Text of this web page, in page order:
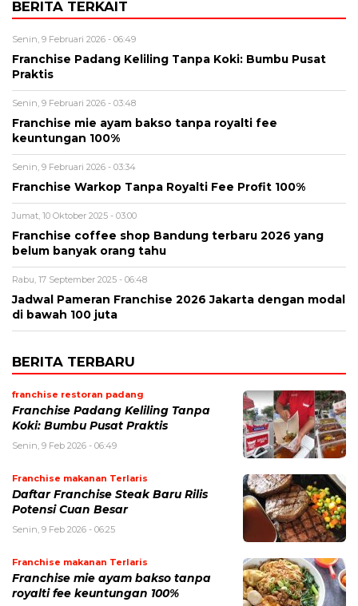
BERITA TERKAIT
Senin, 9 Februari 2026 - 06:49
Franchise Padang Keliling Tanpa Koki: Bumbu Pusat
Praktis
Senin, 9 Februari 2026 - 03:48
Franchise mie ayam bakso tanpa royalti fee
keuntungan 100%
Senin, 9 Februari 2026 - 03:34
Franchise Warkop Tanpa Royalti Fee Profit 100%
Jumat, 10 Oktober 2025 - 03:00
Franchise coffee shop Bandung terbaru 2026 yang
belum banyak orang tahu
Rabu, 17 September 2025 - 06:48
Jadwal Pameran Franchise 2026 Jakarta dengan modal
di bawah 100 juta
BERITA TERBARU
franchise restoran padang
Franchise Padang Keliling Tanpa
Koki: Bumbu Pusat Praktis
Senin, 9 Feb 2026 - 06:49
Franchise makanan Terlaris
Daftar Franchise Steak Baru Rilis
Potensi Cuan Besar
Senin, 9 Feb 2026 - 06:25
Franchise makanan Terlaris
Franchise mie ayam bakso tanpa
royalti fee keuntungan 100%